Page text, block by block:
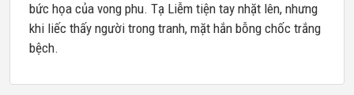
bức họa của vong phu. Tạ Liễm tiện tay nhặt lên, nhưng
khi liếc thấy người trong tranh, mặt hắn bỗng chốc trắng
bệch.